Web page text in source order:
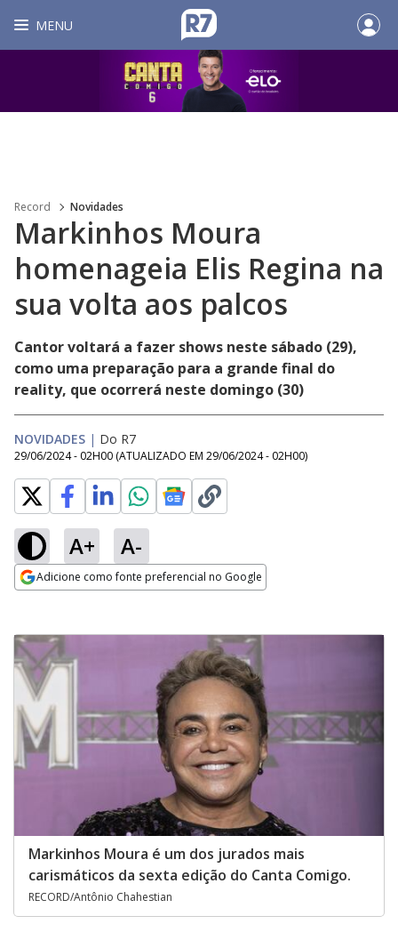
MENU
Record Novidades
Markinhos Moura
homenageia Elis Regina na
sua volta aos palcos
Cantor voltará a fazer shows neste sábado (29),
como uma preparação para a grande final do
reality, que ocorrerá neste domingo (30)
NOVIDADES | Do R7
29/06/2024 - 02H00 (ATUALIZADO EM 29/06/2024 - 02H00)
A+ A-
Adicione como fonte preferencial no Google
Markinhos Moura é um dos jurados mais
carismáticos da sexta edição do Canta Comigo.
RECORD/Antônio Chahestian